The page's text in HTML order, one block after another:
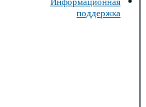
поддержка